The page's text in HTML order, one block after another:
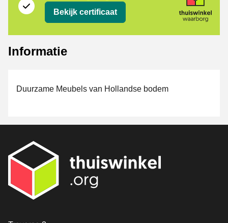
Bekijk certificaat
Informatie
Duurzame Meubels van Hollandse bodem